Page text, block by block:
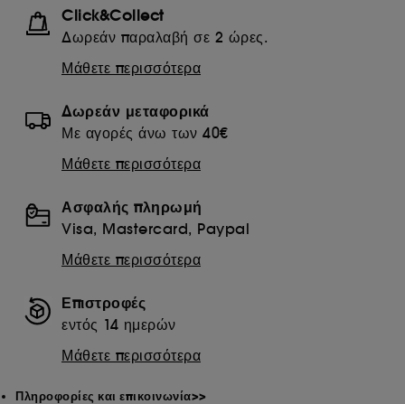
Click&Collect
Δωρεάν παραλαβή σε 2 ώρες.
Μάθετε περισσότερα
Δωρεάν μεταφορικά
Με αγορές άνω των 40€
Μάθετε περισσότερα
Ασφαλής πληρωμή
Visa, Mastercard, Paypal
Μάθετε περισσότερα
Επιστροφές
εντός 14 ημερών
Μάθετε περισσότερα
Πληροφορίες και επικοινωνία>>
στιγμή. Αν θέλετε περισσότερες πληροφορίες σχετικά με τα
cookies που χρησιμοποιούνται, κάντε κλικ